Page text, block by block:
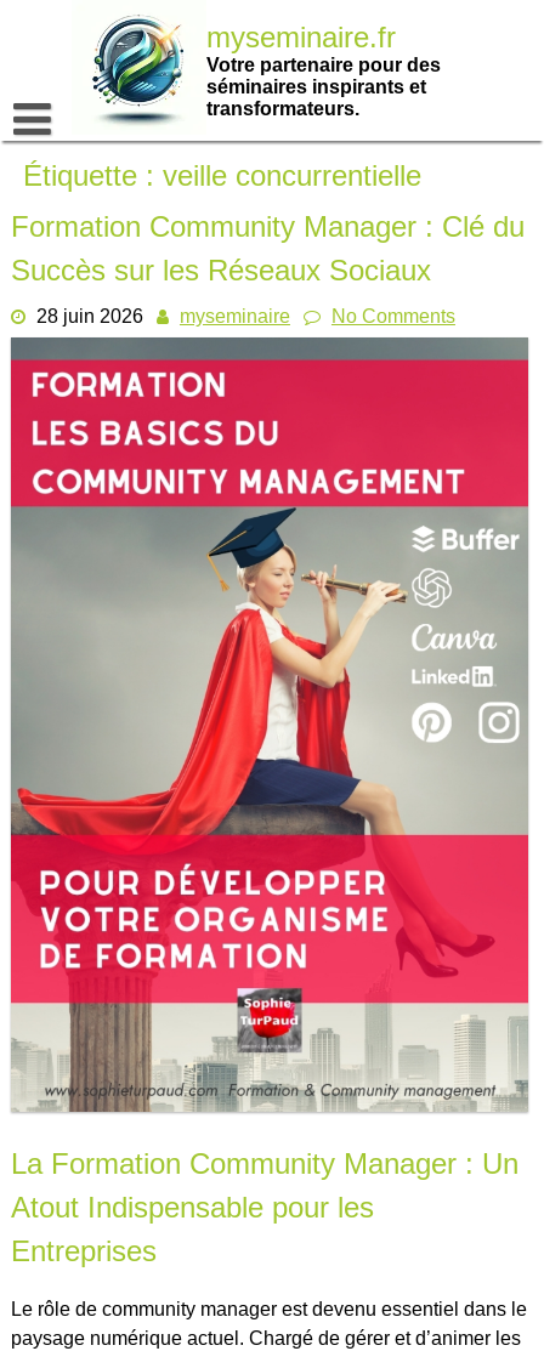
myseminaire.fr
Votre partenaire pour des
séminaires inspirants et
transformateurs.
Étiquette : veille concurrentielle
Formation Community Manager : Clé du
Succès sur les Réseaux Sociaux
28 juin 2026 myseminaire No Comments
La Formation Community Manager : Un
Atout Indispensable pour les
Entreprises
Le rôle de community manager est devenu essentiel dans le
paysage numérique actuel. Chargé de gérer et d’animer les